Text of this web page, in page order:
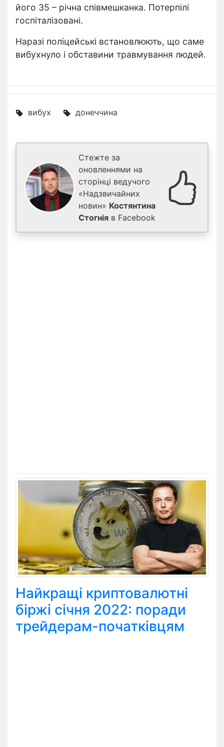
його 35 – річна співмешканка. Потерпілі
госпіталізовані.
Наразі поліцейські встановлюють, що саме
вибухнуло і обставини травмування людей.
вибух донеччина
Стежте за
оновленнями на
сторінці ведучого
«Надзвичайних
новин» Костянтина
Стогнія в Facebook
Найкращі криптовалютні
біржі січня 2022: поради
трейдерам-початківцям